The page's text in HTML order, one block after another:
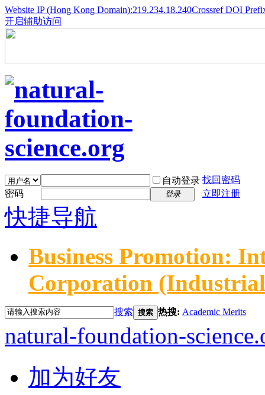
Website IP (Hong Kong Domain):219.234.18.240Crossref DOI
开启辅助访问
自动登录 找回密码
密码
登录 立即注册
快捷导航
Business Promotion:
Corporation
搜索 搜索 热搜: Academic Merits
natural-foundation-
加为好友